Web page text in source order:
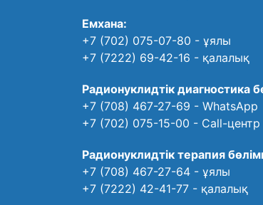
Емхана:
+7 (702) 075-07-80 - ұялы
+7 (7222) 69-42-16 - қалалық
Радионуклидтік диагностика
+7 (708) 467-27-69 - WhatsApp
+7 (702) 075-15-00 - Call-центр
Радионуклидтік терапия
+7 (708) 467-27-64 - ұялы
+7 (7222) 42-41-77 - қалалық